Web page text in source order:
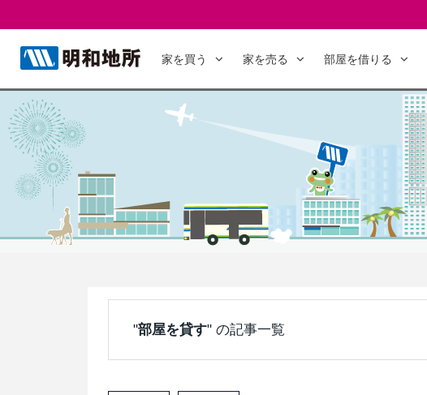
家を買う 家を売る 部屋を借りる
"部屋を貸す" の記事一覧